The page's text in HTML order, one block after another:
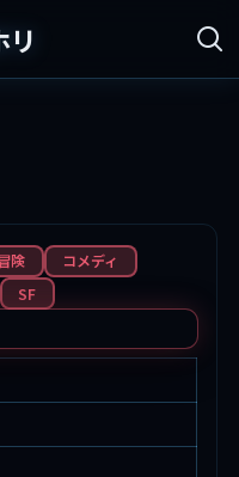
リ
険
コメディ
SF